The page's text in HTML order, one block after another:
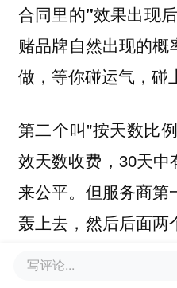
合同里的"效果出现
赌品牌自然出现的
做，等你碰运气，碰
第二个叫"按天数比
效天数收费，30天
来公平。但服务商
轰上去，然后后面
写评论...